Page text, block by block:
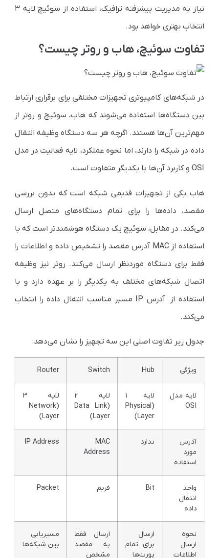
نیاز به مدیریت پیشرفته ترافیک، استفاده از سوئیچ لایه ۳
انتخاب بهتری خواهد بود.
تفاوت سوئیچ، هاب و روتر چیست؟
در شبکه‌های کامپیوتری تجهیزات مختلفی برای برقراری ارتباط
بین دستگاه‌ها استفاده می‌شوند که هاب، سوئیچ و روتر از
مهم‌ترین آن‌ها هستند. اگرچه هر سه دستگاه وظیفه انتقال
داده در شبکه را دارند، اما نحوه عملکرد، لایه فعالیت در مدل
OSI و کاربرد آن‌ها با یکدیگر متفاوت است.
هاب یکی از تجهیزات قدیمی شبکه است که بدون بررسی
مقصد، داده‌ها را برای تمام دستگاه‌های متصل ارسال
می‌کند. در مقابل، سوئیچ یک دستگاه هوشمندتر است که با
استفاده از MAC آدرس مقصد را تشخیص داده و اطلاعات را
فقط برای دستگاه موردنظر ارسال می‌کند. روتر نیز وظیفه
اتصال شبکه‌های مختلف به یکدیگر را بر عهده دارد و با
استفاده از آدرس IP مسیر مناسب انتقال داده را انتخاب
می‌کند.
جدول زیر تفاوت اصلی این سه تجهیز را نشان می‌دهد:
ویژگی Hub
Switch
Router
لایه مدل
OSI
لایه ۱
(Physical
Layer)
لایه ۲
(Data Link
Layer)
لایه ۳
(Network
Layer)
آدرس
مورد
استفاده
ندارد
MAC
Address
IP Address
واحد
انتقال
داده
Bit فریم Packet
نحوه
ارسال
اطلاعات
ارسال
برای تمام
پورت‌ها
ارسال فقط
به مقصد
مشخص
مسیریابی
بین شبکه‌ها